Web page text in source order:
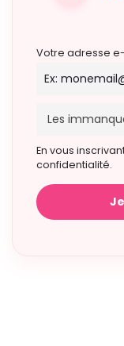
Votre adresse
En vous
confidentialité.